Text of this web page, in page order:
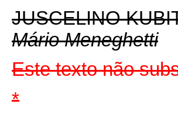
JUSCELINO
Mário Meneghetti
Este texto não
*